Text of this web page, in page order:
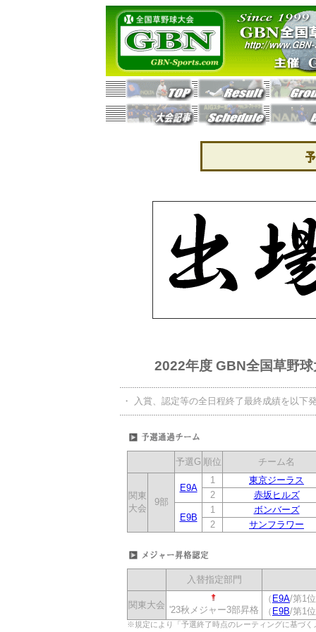
2022年度 GBN全国草野
・ 入賞、認定等の全日程終了最終成績を以下
予選G 順位 チーム名
関東
大会
9部
E9A
1
東京ジーラス
2
赤坂ヒルズ
E9B
1
ボンバーズ
2
サンフラワー
入替指定部門
関東大会 '23秋メジャー3部昇格
（ E9A/第1
（ E9B/第1
※規定により「予選終了時点のレーティングに基づ